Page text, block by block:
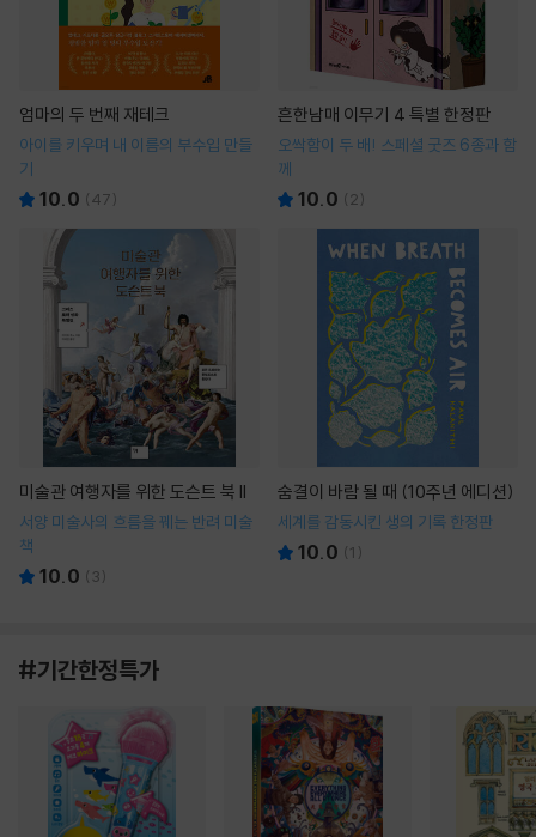
엄마의 두 번째 재테크
아이를 키우며 내 이름의 부수입 만들
기
10.0 (47)
흔한남매 이무기 4 특별 한정판
오싹함이 두 배! 스페셜 굿즈 6종과 함
께
10.0 ( 2)
미술관 여행자를 위한 도슨트 북 II
서양 미술사의 흐름을 꿰는 반려 미술
책
10.0 ( 3)
숨결이 바람 될 때 (10주년 에디션)
세계를 감동시킨 생의 기록 한정판
10.0 (1 )
#기간한정특가